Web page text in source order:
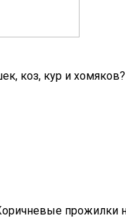
коз, кур и
прожилки